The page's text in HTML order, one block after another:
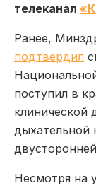
телеканал
Ранее,
подтвердил
поступил в
клинической
дыхательной
Несмотря на